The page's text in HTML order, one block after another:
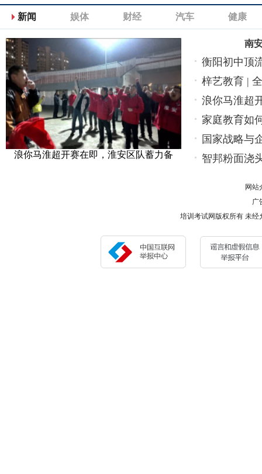
新闻 娱体 财经 汽车 健康
浪你马淮超开赛在即，淮安区队蓄力备
南
衡阳初中顶
梓艺教育 |
浪你马淮超
家庭教育如
分
国家战略与
智邦粉面浇
网站
广
培训考试网版权所有 未经